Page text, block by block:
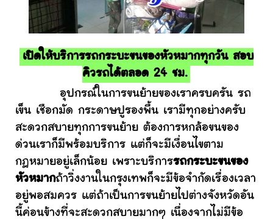
เปิดให้บริการรถกระบะขนของหัวหมากทุกวัน สอบ
คิวรถได้ตลอด 24 ชม.
อุปกรณ์ในการขนย้ายของเราครบครัน รถ
เข็น เชือกมัด กระดาษปูรองพื้น เรามีทุกอย่างครับ
สะดวกสบายทุกการขนย้าย ต้องการหกล้อขนของ
ด่วนเราก็มีพร้อมบริการ แต่ก็จะมีเงื่อนไขตาม
กฎหมายอยู่เล็กน้อย เพราะบริการรถกระบะขนของ
หัวหมากถ้าวิ่งงานในกรุงเทพก็จะมีข้อจำกัดเรื่องเวลา
อยู่พอสมควร แต่ถ้าเป็นการขนย้ายไปต่างจังหวัดอัน
นี้ค่อนข้างที่จะสะดวกสบายมากๆ เนื่องจากไม่มีข้อ